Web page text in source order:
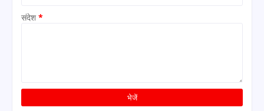
संदेश *